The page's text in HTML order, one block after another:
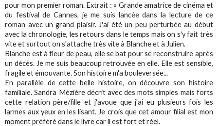
pour mon premier roman. Extrait : « Grande amatrice de cinéma et
du festival de Cannes, je me suis lancée dans la lecture de ce
roman avec un grand plaisir. J'ai été un peu perturbée au début
avec la chronologie, les retours dans le temps mais on s'y fait très
vite et surtout on s'attache très vite à Blanche et à Julien.
Blanche est à fleur de peau, elle se bat pour se reconstruire après
un décès. Je me suis beaucoup retrouvée en elle. Elle est sensible,
fragile et émouvante. Son histoire m'a bouleversée...
En parallèle de cette belle histoire, on découvre son histoire
familiale. Sandra Mézière décrit avec des mots simples mais forts
cette relation père/fille et j'avoue que j'ai eu plusieurs fois les
larmes aux yeux en les lisant. Je crois que cet amour filial est mon
moment préféré dans le livre car il est fort et réel.